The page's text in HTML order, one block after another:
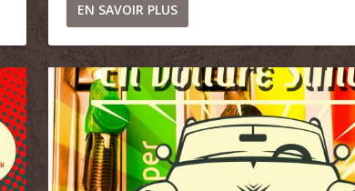
EN SAVOIR PLUS